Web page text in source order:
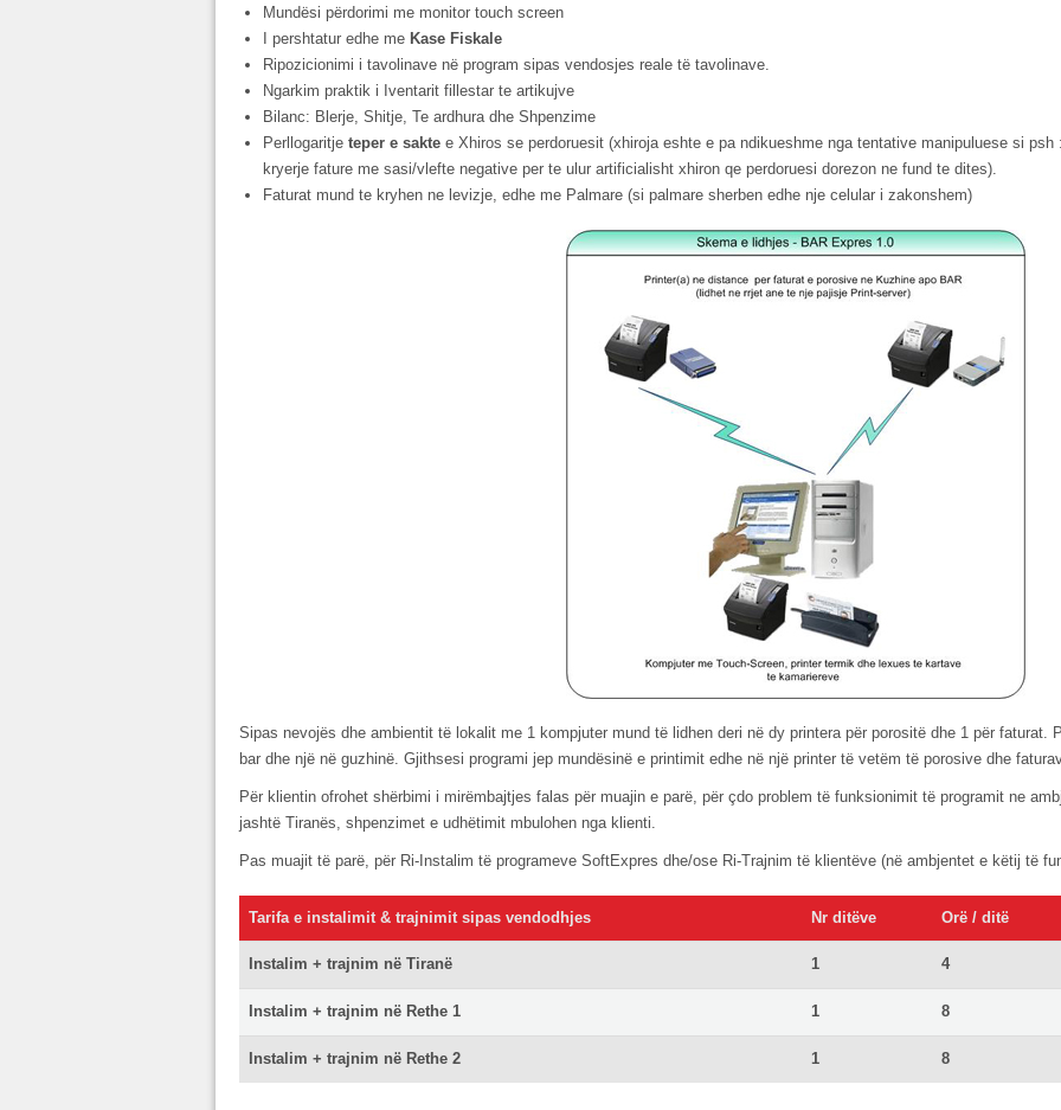
Mundësi përdorimi me monitor touch screen
I pershtatur edhe me Kase Fiskale
Ripozicionimi i tavolinave në program sipas vendosjes reale të tavolinave.
Ngarkim praktik i Iventarit fillestar te artikujve
Bilanc: Blerje, Shitje, Te ardhura dhe Shpenzime
Perllogaritje teper e saktee Xhiros se perdoruesit (xhiroja eshte e pa ndikueshme nga tentative manipuluese si
kryerje fature me sasi/vlefte negative per te ulur artificialisht xhiron qe perdoruesi dorezon ne fund te dites).
Faturat mund te kryhen ne levizje, edhe me Palmare (si palmare sherben edhe nje celular i zakonshem)
Sipas nevojës dhe ambientit të lokalit me 1 kompjuter mund të lidhen deri në dy printera për porositë dhe 1 për faturat.
bar dhe një në guzhinë. Gjithsesi programi jep mundësinë e printimit edhe në një printer të vetëm të porosive dhe
Për klientin ofrohet shërbimi i mirëmbajtjes falas për muajin e parë, për çdo problem të funksionimit të programit ne
jashtë Tiranës, shpenzimet e udhëtimit mbulohen nga klienti.
Pas muajit të parë, për Ri-Instalim të programeve SoftExpres dhe/ose Ri-Trajnim të klientëve (në ambjentet e këtij të
Tarifa e instalimit & trajnimit sipas vendodhjes Nr ditëve Orë / ditë
Instalim + trajnim në Tiranë 1 4
Instalim + trajnim në Rethe 1 1 8
Instalim + trajnim në Rethe 2 1 8